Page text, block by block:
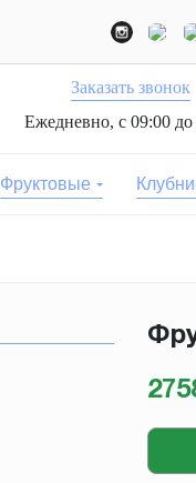
Заказать звонок
Ежедневно, с 09:00 до
Фруктовые